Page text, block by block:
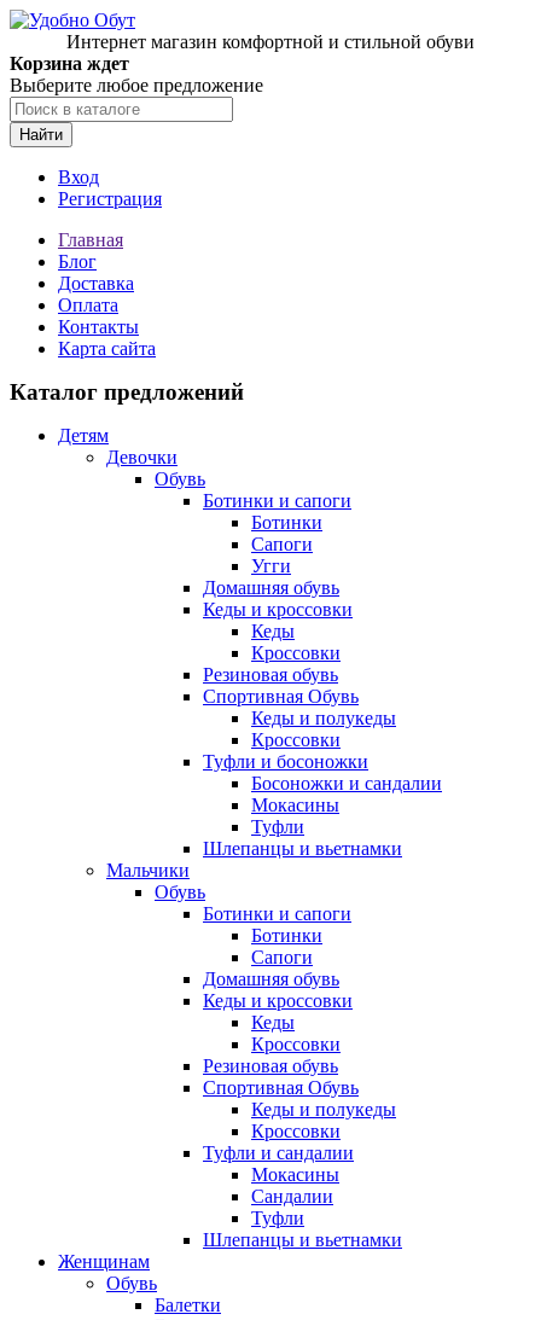
Интернет магазин комфортной и стильной обуви
Корзина ждет
Выберите любое предложение
Найти
Вход
Регистрация
Главная
Блог
Доставка
Оплата
Контакты
Карта сайта
Каталог предложений
Детям
Девочки
Обувь
Ботинки и сапоги
Ботинки
Сапоги
Угги
Домашняя обувь
Кеды и кроссовки
Кеды
Кроссовки
Резиновая обувь
Спортивная Обувь
Кеды и полукеды
Кроссовки
Туфли и босоножки
Босоножки и сандалии
Мокасины
Туфли
Шлепанцы и вьетнамки
Мальчики
Обувь
Ботинки и сапоги
Ботинки
Сапоги
Домашняя обувь
Кеды и кроссовки
Кеды
Кроссовки
Резиновая обувь
Спортивная Обувь
Кеды и полукеды
Кроссовки
Туфли и сандалии
Мокасины
Сандалии
Туфли
Шлепанцы и вьетнамки
Женщинам
Обувь
Балетки